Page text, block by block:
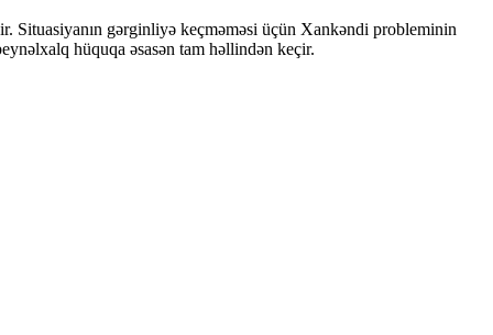
Situasiyanın gərginliyə keçməməsi üçün Xankəndi probleminin
hüquqa əsasən tam həllindən keçir.